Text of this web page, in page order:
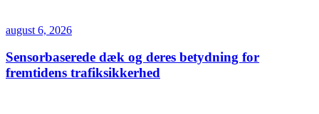
august 6, 2026
Sensorbaserede dæk og deres betydning for
fremtidens trafiksikkerhed